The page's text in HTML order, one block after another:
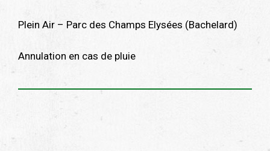
Plein Air – Parc des Champs Elysées (Bachelard)
Annulation en cas de pluie